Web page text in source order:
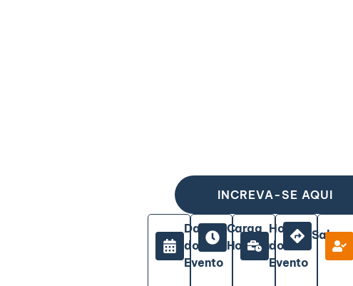
INCREVA-SE AQUI
Data
do
Evento
Carga
Horária
Horário
do
Evento
Sala